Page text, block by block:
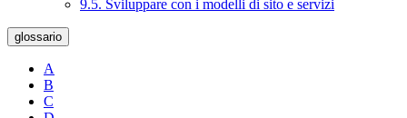
9.5. Sviluppare con i modelli di sito e servizi
glossario
A
B
C